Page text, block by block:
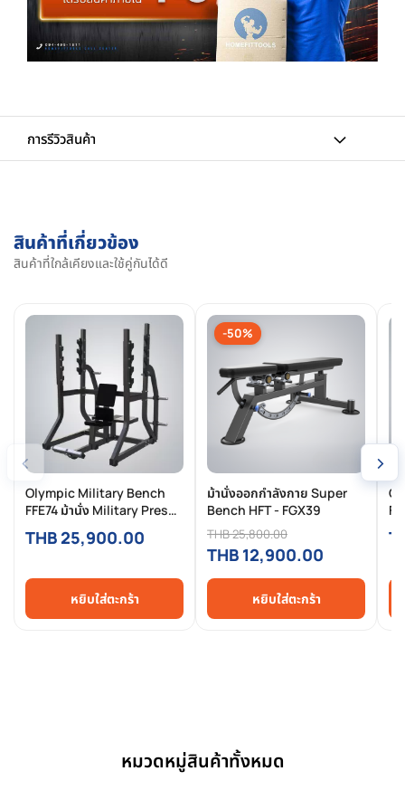
การรีวิวสินค้า
สินค้าที่เกี่ยวข้อง
สินค้าที่ใกล้เคียงและใช้คู่กันได้ดี
‹
Olympic Military Bench
FFE74 ม้านั่ง Military Press
ระดับ Commercial แข็งแรง
ปลอดภัย
THB 25,900.00
หยิบใส่ตะกร้า
-50%
ม้านั่งออกกำลังกาย Super
Bench HFT - FGX39
THB 25,800.00
THB 12,900.00
หยิบใส่ตะกร้า
›
หมวดหมู่สินค้าทั้งหมด